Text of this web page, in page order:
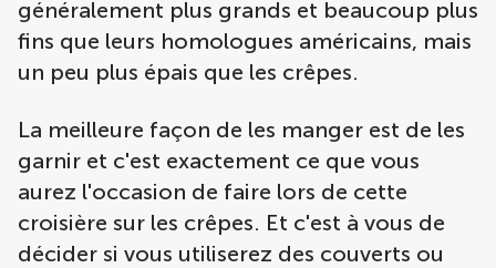
généralement plus grands et beaucoup plus
fins que leurs homologues américains, mais
un peu plus épais que les crêpes.
La meilleure façon de les manger est de les
garnir et c'est exactement ce que vous
aurez l'occasion de faire lors de cette
croisière sur les crêpes. Et c'est à vous de
décider si vous utiliserez des couverts ou